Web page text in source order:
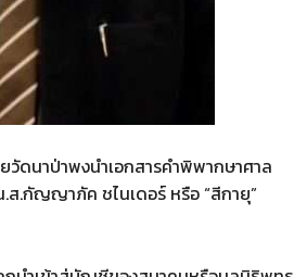
ดนาป่าพงนำเอกสารคำพิพากษาศาล
.ส.กัญญาภัค ชไนเดอร์ หรือ “สีกายุ”